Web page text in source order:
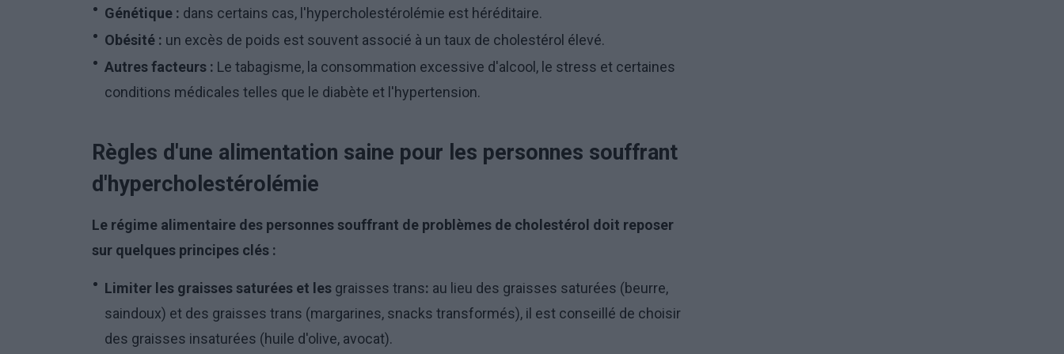
Génétique : dans certains cas, l'hypercholestérolémie est héréditaire.
Obésité : un excès de poids est souvent associé à un taux de cholestérol élevé.
Autres facteurs : Le tabagisme, la consommation excessive d'alcool, le stress et certaines
conditions médicales telles que le diabète et l'hypertension.
Règles d'une alimentation saine pour les personnes souffrant
d'hypercholestérolémie
Le régime alimentaire des personnes souffrant de problèmes de cholestérol doit reposer
sur quelques principes clés :
Limiter les graisses saturées et les graisses trans: au lieu des graisses saturées (beurre,
saindoux) et des graisses trans (margarines, snacks transformés), il est conseillé de choisir
des graisses insaturées (huile d'olive, avocat).